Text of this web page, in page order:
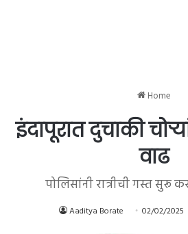
Home
इंदापूरात दुचाकी
वाढ
पोलिसांनी रात्रीची गस्त सुरू
Aaditya Borate 02/02/2025